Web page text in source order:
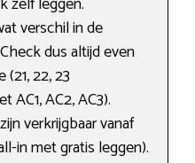
verschil in de
dus altijd even
22, 23
AC1, AC2, AC3).
verkrijgbaar vanaf
in met gratis leggen).